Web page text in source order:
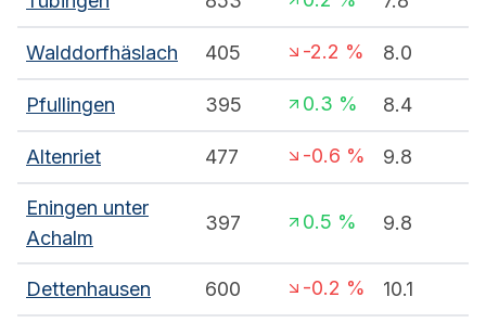
Walddorfhäslach 405 -2.2 % 8.0
Pfullingen 395 0.3 % 8.4
Altenriet 477 -0.6 % 9.8
Eningen unter
Achalm
397 0.5 % 9.8
Dettenhausen 600 -0.2 % 10.1